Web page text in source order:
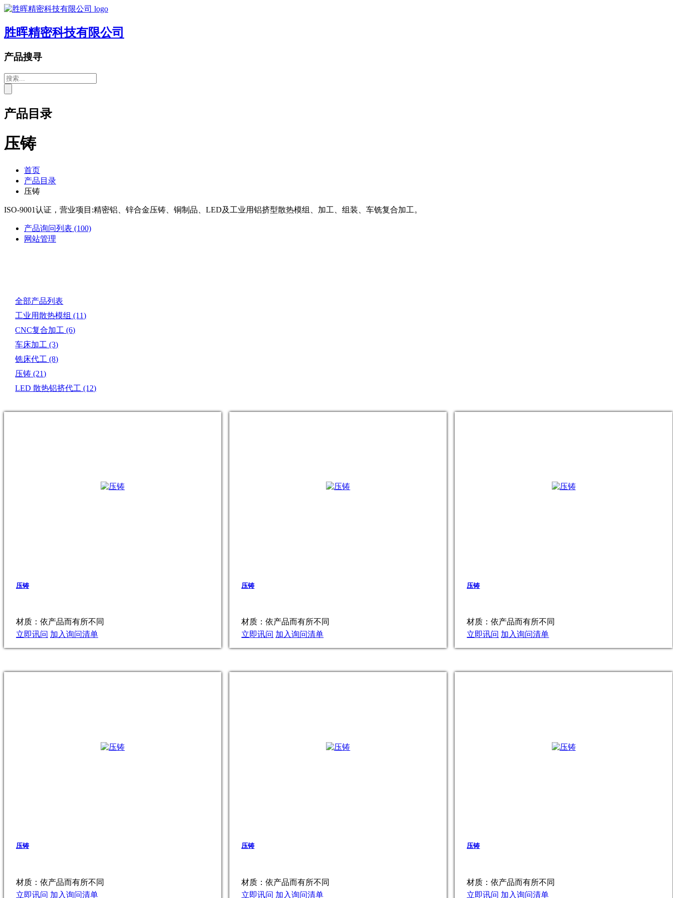
胜晖精密科技有限公司
产品搜寻
产品目录
压铸
首页
产品目录
压铸
ISO-9001认证，营业项目:精密铝、锌合金压铸、铜制品、LED及工业用铝挤型散热模组、加工、组装、车铣复合加工。
产品询问列表 (100)
网站管理
全部产品列表
工业用散热模组(11)
CNC复合加工(6)
车床加工(3)
铣床代工(8)
压铸(21)
LED 散热铝挤代工(12)
压铸
材质：依产品而有所不同
立即讯问 加入询问清单
压铸
材质：依产品而有所不同
立即讯问 加入询问清单
压铸
材质：依产品而有所不同
立即讯问 加入询问清单
压铸
材质：依产品而有所不同
立即讯问 加入询问清单
压铸
材质：依产品而有所不同
立即讯问 加入询问清单
压铸
材质：依产品而有所不同
立即讯问 加入询问清单